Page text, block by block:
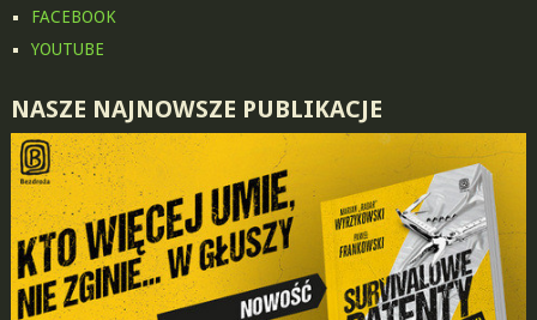
FACEBOOK
YOUTUBE
NASZE NAJNOWSZE PUBLIKACJE